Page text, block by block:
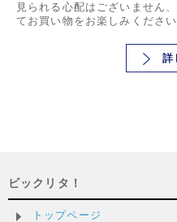
見られる心配はございません
てお買い物をお楽しみください
詳
ビックリタ！
トップページ